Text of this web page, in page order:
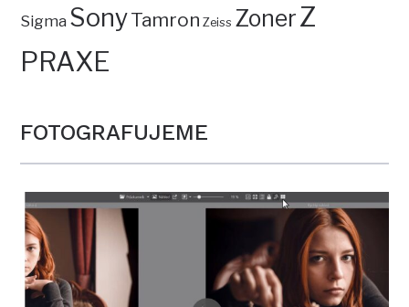
Sigma SonyTamron Zeiss ZonerZ
PRAXE
FOTOGRAFUJEME